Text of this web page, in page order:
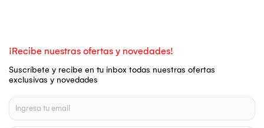
¡Recibe nuestras ofertas y novedades!
Suscríbete y recibe en tu inbox todas nuestras ofertas
exclusivas y novedades